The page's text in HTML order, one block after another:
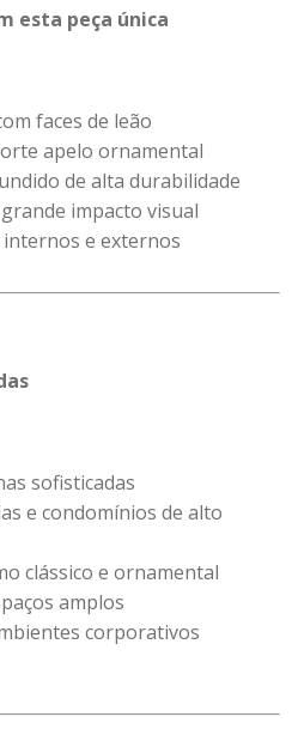
esta peça única
faces de leão
apelo ornamental
de alta durabilidade
impacto visual
e externos
sofisticadas
e condomínios de alto
clássico e ornamental
amplos
corporativos